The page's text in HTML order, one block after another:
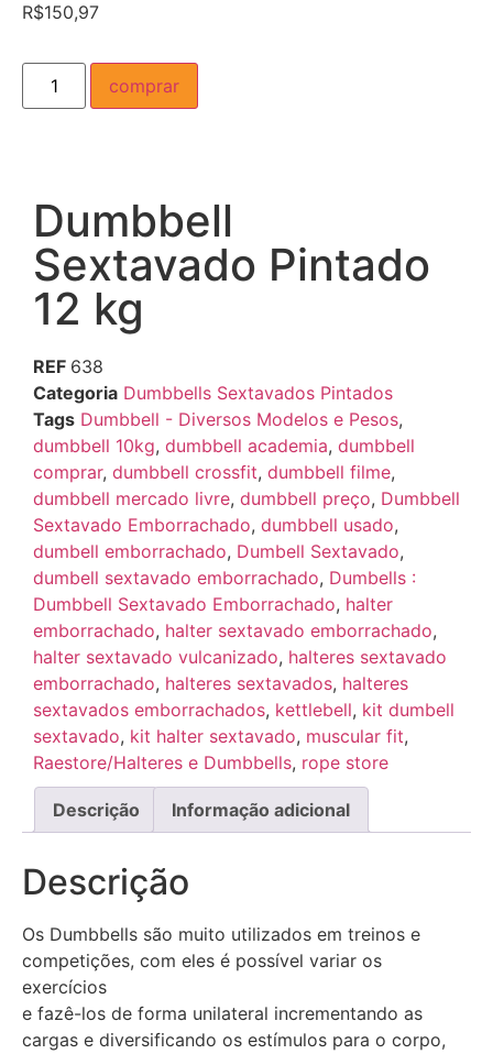
R$150,97
comprar
Dumbbell
Sextavado Pintado
12 kg
REF 638
Categoria Dumbbells Sextavados Pintados
Tags Dumbbell - Diversos Modelos e Pesos,
dumbbell 10kg, dumbbell academia, dumbbell
comprar, dumbbell crossfit, dumbbell filme,
dumbbell mercado livre, dumbbell preço, Dumbbell
Sextavado Emborrachado, dumbbell usado,
dumbell emborrachado, Dumbell Sextavado,
dumbell sextavado emborrachado, Dumbells :
Dumbbell Sextavado Emborrachado, halter
emborrachado, halter sextavado emborrachado,
halter sextavado vulcanizado, halteres sextavado
emborrachado, halteres sextavados, halteres
sextavados emborrachados, kettlebell, kit dumbell
sextavado, kit halter sextavado, muscular fit,
Raestore/Halteres e Dumbbells, rope store
Descrição Informação adicional
Descrição
Os Dumbbells são muito utilizados em treinos e
competições, com eles é possível variar os
exercícios
e fazê-los de forma unilateral incrementando as
cargas e diversificando os estímulos para o corpo,